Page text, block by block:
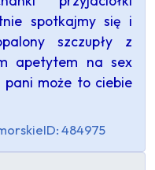
spotkajmy się i
szczupły z
apetytem na sex
pani może to ciebie
ID: 484975